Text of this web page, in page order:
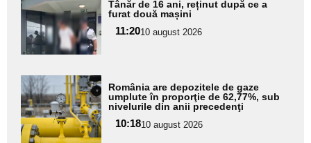
aici textul
pentru
subtitlu
Tânăr de 16 ani, reținut după ce a
furat două mașini
11:2010 august 2026
Adaugă
aici textul
pentru
subtitlu
România are depozitele de gaze
umplute în proporţie de 62,77%, sub
nivelurile din anii precedenţi
10:1810 august 2026